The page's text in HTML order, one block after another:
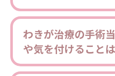
わきが治療の手術
や気を付けること